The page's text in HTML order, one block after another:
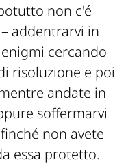
non c'é
addentrarvi in
cercando
risoluzione e poi
andate in
soffermarvi
non avete
essa protetto.